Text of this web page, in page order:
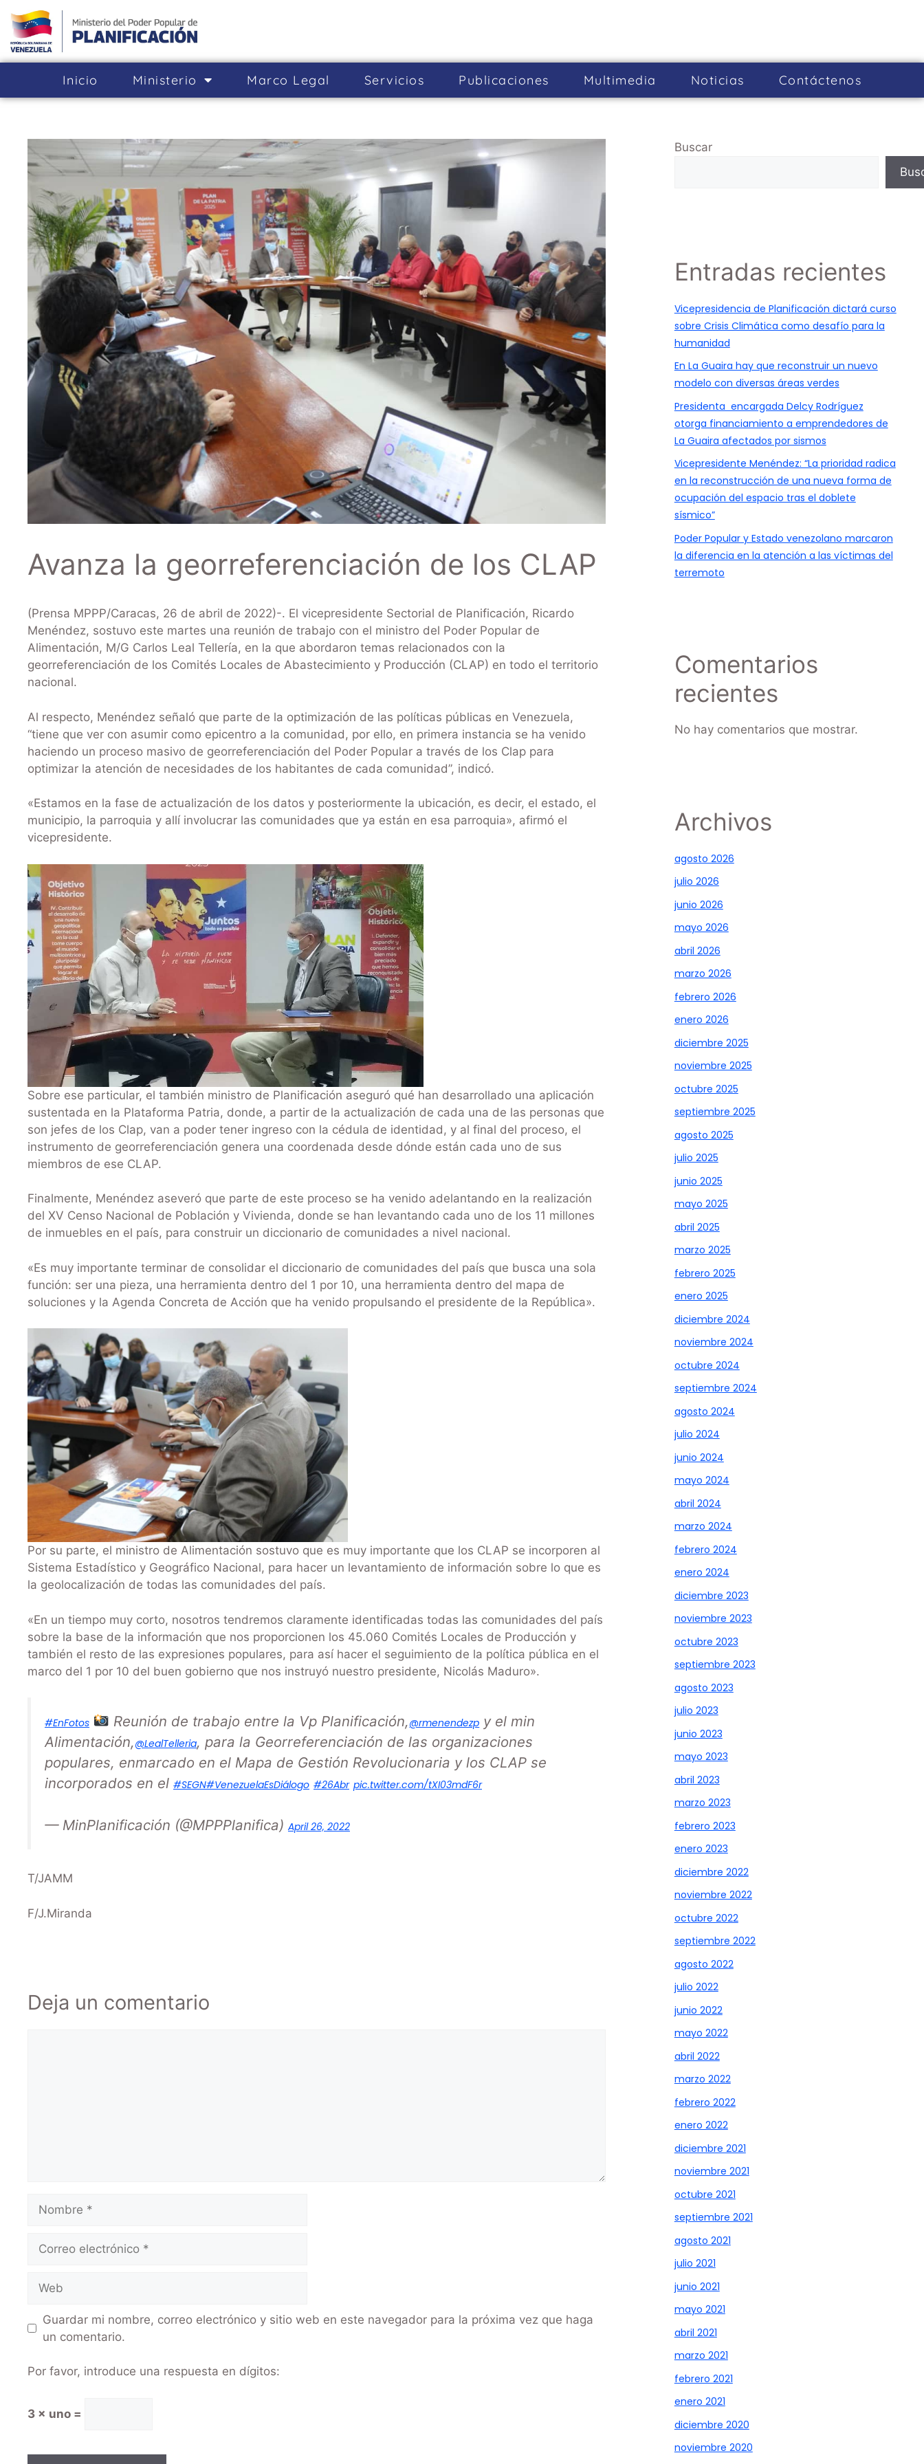
Inicio Ministerio Marco Legal Servicios Publicaciones Multimedia Noticias Cont­áctenos
Avanza la georreferenciación de los CLAP
(Prensa MPPP/Caracas, 26 de abril de 2022)-. El vicepresidente Sectorial de Planificación, Ricardo
Menéndez, sostuvo este martes una reunión de trabajo con el ministro del Poder Popular de
Alimentación, M/G Carlos Leal Tellería, en la que abordaron temas relacionados con la
georreferenciación de los Comités Locales de Abastecimiento y Producción (CLAP) en todo el territorio
nacional.
Al respecto, Menéndez señaló que parte de la optimización de las políticas públicas en Venezuela,
“tiene que ver con asumir como epicentro a la comunidad, por ello, en primera instancia se ha venido
haciendo un proceso masivo de georreferenciación del Poder Popular a través de los Clap para
optimizar la atención de necesidades de los habitantes de cada comunidad”, indicó.
«Estamos en la fase de actualización de los datos y posteriormente la ubicación, es decir, el estado, el
municipio, la parroquia y allí involucrar las comunidades que ya están en esa parroquia», afirmó el
vicepresidente.
Sobre ese particular, el también ministro de Planificación aseguró qué han desarrollado una aplicación
sustentada en la Plataforma Patria, donde, a partir de la actualización de cada una de las personas que
son jefes de los Clap, van a poder tener ingreso con la cédula de identidad, y al final del proceso, el
instrumento de georreferenciación genera una coordenada desde dónde están cada uno de sus
miembros de ese CLAP.
Finalmente, Menéndez aseveró que parte de este proceso se ha venido adelantando en la realización
del XV Censo Nacional de Población y Vivienda, donde se han levantando cada uno de los 11 millones
de inmuebles en el país, para construir un diccionario de comunidades a nivel nacional.
«Es muy importante terminar de consolidar el diccionario de comunidades del país que busca una sola
función: ser una pieza, una herramienta dentro del 1 por 10, una herramienta dentro del mapa de
soluciones y la Agenda Concreta de Acción que ha venido propulsando el presidente de la República».
Por su parte, el ministro de Alimentación sostuvo que es muy importante que los CLAP se incorporen al
Sistema Estadístico y Geográfico Nacional, para hacer un levantamiento de información sobre lo que es
la geolocalización de todas las comunidades del país.
«En un tiempo muy corto, nosotros tendremos claramente identificadas todas las comunidades del país
sobre la base de la información que nos proporcionen los 45.060 Comités Locales de Producción y
también el resto de las expresiones populares, para así hacer el seguimiento de la política pública en el
marco del 1 por 10 del buen gobierno que nos instruyó nuestro presidente, Nicolás Maduro».
#EnFotos Reunión de trabajo entre la Vp Planificación,@rmenendezp y el min
Alimentación,@LealTelleria, para la Georreferenciación de las organizaciones
populares, enmarcado en el Mapa de Gestión Revolucionaria y los CLAP se
incorporados en el #SEGN#VenezuelaEsDiálogo #26Abr pic.twitter.com/tXI03mdF6r
— MinPlanificación (@MPPPlanifica) April 26, 2022
T/JAMM
F/J.Miranda
Deja un comentario
Guardar mi nombre, correo electrónico y sitio web en este navegador para la próxima vez que haga
un comentario.
Por favor, introduce una respuesta en dígitos:
3 × uno =
Buscar
Entradas recientes
Vicepresidencia de Planificación dictará curso
sobre Crisis Climática como desafío para la
humanidad
En La Guaira hay que reconstruir un nuevo
modelo con diversas áreas verdes
Presidenta encargada Delcy Rodríguez
otorga financiamiento a emprendedores de
La Guaira afectados por sismos
Vicepresidente Menéndez: “La prioridad radica
en la reconstrucción de una nueva forma de
ocupación del espacio tras el doblete
sísmico”
Poder Popular y Estado venezolano marcaron
la diferencia en la atención a las víctimas del
terremoto
Comentarios
recientes
No hay comentarios que mostrar.
Archivos
agosto 2026
julio 2026
junio 2026
mayo 2026
abril 2026
marzo 2026
febrero 2026
enero 2026
diciembre 2025
noviembre 2025
octubre 2025
septiembre 2025
agosto 2025
julio 2025
junio 2025
mayo 2025
abril 2025
marzo 2025
febrero 2025
enero 2025
diciembre 2024
noviembre 2024
octubre 2024
septiembre 2024
agosto 2024
julio 2024
junio 2024
mayo 2024
abril 2024
marzo 2024
febrero 2024
enero 2024
diciembre 2023
noviembre 2023
octubre 2023
septiembre 2023
agosto 2023
julio 2023
junio 2023
mayo 2023
abril 2023
marzo 2023
febrero 2023
enero 2023
diciembre 2022
noviembre 2022
octubre 2022
septiembre 2022
agosto 2022
julio 2022
junio 2022
mayo 2022
abril 2022
marzo 2022
febrero 2022
enero 2022
diciembre 2021
noviembre 2021
octubre 2021
septiembre 2021
agosto 2021
julio 2021
junio 2021
mayo 2021
abril 2021
marzo 2021
febrero 2021
enero 2021
diciembre 2020
noviembre 2020